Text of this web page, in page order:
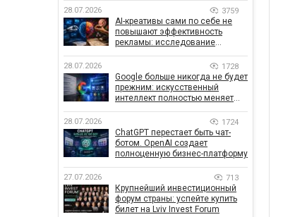
28.07.2026 3759
AI-креативы сами по себе не
повышают эффективность
рекламы: исследование
влияет на эффективность
кампаний
28.07.2026 1728
Google больше никогда не будет
прежним: искусственный
интеллект полностью меняет
28.07.2026 1724
ChatGPT перестает быть чат-
ботом. OpenAI создает
полноценную бизнес-платформу
27.07.2026 713
Крупнейший инвестиционный
форум страны: успейте купить
билет на Lviv Invest Forum